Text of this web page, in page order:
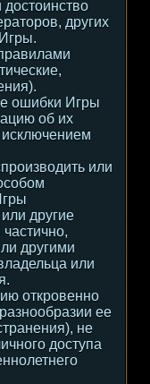
достоинство
других
ошибки Игры
об их
или
другие
другими
или
откровенно
ее
не
доступа